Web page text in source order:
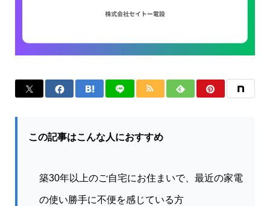
この記事はこんな人におすすめ
築30年以上のご自宅にお住まいで、最近の家電
の使い勝手に不便を感じている方